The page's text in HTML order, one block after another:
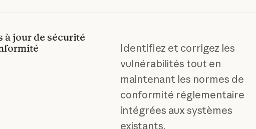
à jour de sécurité
Identifiez et corrigez les
vulnérabilités tout en
maintenant les normes de
conformité réglementaire
intégrées aux systèmes
existants.